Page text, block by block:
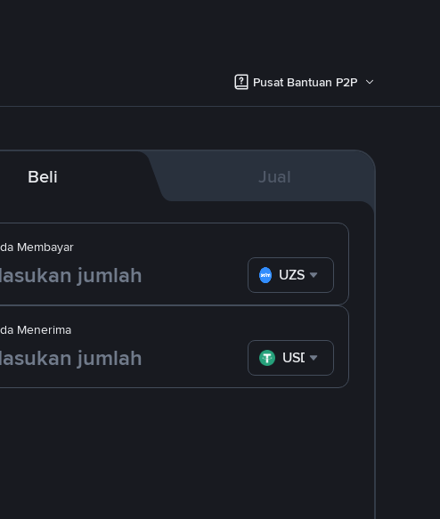
Pusat Bantuan P2P
Beli Jual
Membayar
UZS
Menerima
USDT